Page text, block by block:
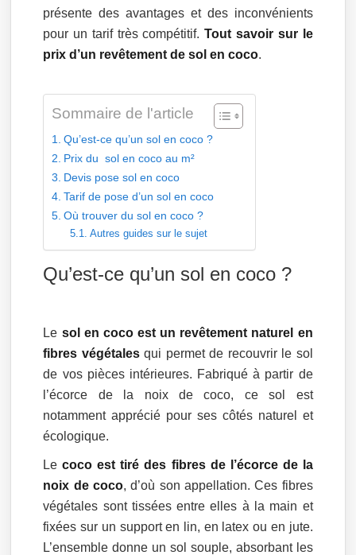
présente des avantages et des inconvénients
pour un tarif très compétitif.Tout savoir sur le
prix d’un revêtement de sol en coco.
Sommaire de l'article
Qu’est-ce qu’un sol en coco ?
Prix du sol en coco au m²
Devis pose sol en coco
Tarif de pose d’un sol en coco
Où trouver du sol en coco ?
Autres guides sur le sujet
Qu’est-ce qu’un sol en coco ?
Le sol en coco est un revêtement naturel en
fibres végétalesqui permet de recouvrir le sol
de vos pièces intérieures. Fabriqué à partir de
l’écorce de la noix de coco, ce sol est
notamment apprécié pour ses côtés naturel et
écologique.
Lecoco est tiré des fibres de l’écorce de la
noix de coco, d’où son appellation. Ces fibres
végétales sont tissées entre elles à la main et
fixées sur un support en lin, en latex ou en jute.
L’ensemble donne un sol souple, absorbant les